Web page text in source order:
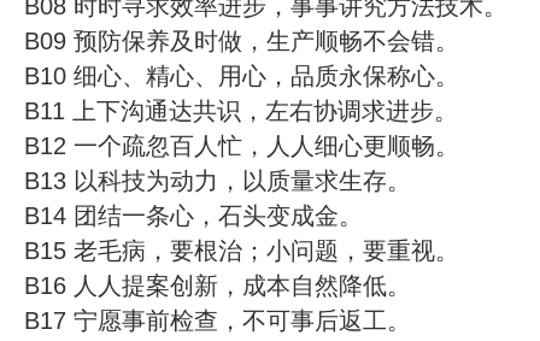
B08 时时寻求效率进步，事事讲究方法技术。
B09 预防保养及时做，生产顺畅不会错。
B10 细心、精心、用心，品质永保称心。
B11 上下沟通达共识，左右协调求进步。
B12 一个疏忽百人忙，人人细心更顺畅。
B13 以科技为动力，以质量求生存。
B14 团结一条心，石头变成金。
B15 老毛病，要根治；小问题，要重视。
B16 人人提案创新，成本自然降低。
B17 宁愿事前检查，不可事后返工。